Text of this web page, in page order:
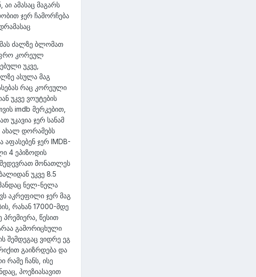
ამასაც მაგარს
ჯერ ჩამორჩება
ძალზე ბლომათ
კორეულ
უკვე,
ასულა მაგ
რაც კორეული
უკვე ვოუტების
imdb მერკებით,
უკავია ჯერ სანამ
ახალ დორამებს
ჯერ IMDB-
4 ეპიზოდის
მონათლეს
უკვე 8.5
ნელ-ნელა
აკრეფილი ჯერ მაგ
რახან 17000-მდე
წესით
გამორიცხული
შემდეგაც ვიდრე ეგ
გაიზრდება და
რამე ჩანს, ისე
პოეზიასავით